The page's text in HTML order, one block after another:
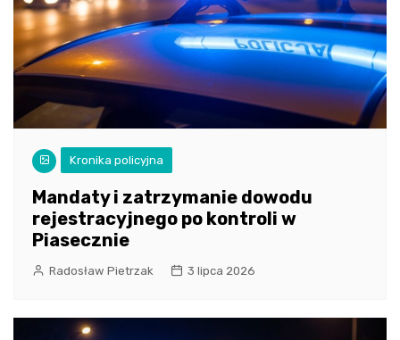
Kronika policyjna
Mandaty i zatrzymanie dowodu
rejestracyjnego po kontroli w
Piasecznie
Radosław Pietrzak 3 lipca 2026